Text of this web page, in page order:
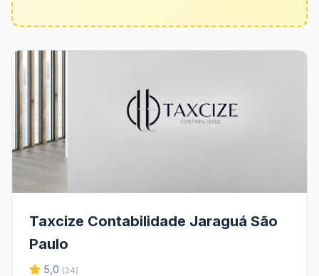
Taxcize Contabilidade Jaraguá São
Paulo
5,0 (24)